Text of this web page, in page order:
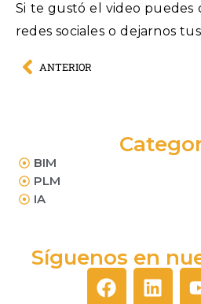
Si te gustó el video puedes
redes sociales o dejarnos
ANTERIOR
BIM
PLM
IA
Síguenos en